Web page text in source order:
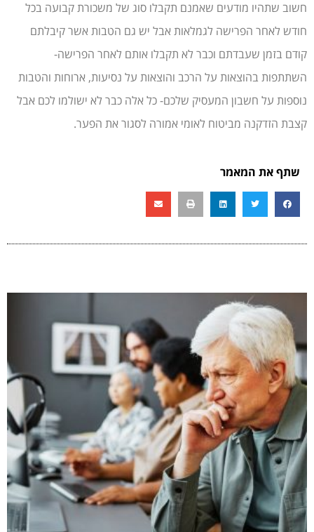
חשוב שתהיו מודעים שאמנם תקבלו סוג של משכורת קבועה בכל
חודש לאחר הפרישה לגמלאות אבל יש גם הטבות אשר קיבלתם
קודם בזמן שעבדתם וכבר לא תקבלו אותם לאחר הפרישה-
השתתפות בהוצאות על הרכב והוצאות על נסיעות, ארוחות והטבות
נוספות על חשבון המעסיק שלכם- כל אלה כבר לא ישולמו לכם אבל
קצבת הזדקנה מביטוח לאומי אמורה לסגור את הפער.
שתף את המאמר